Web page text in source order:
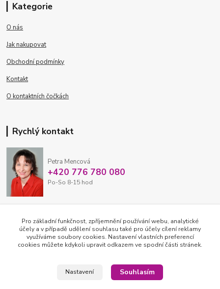
Kategorie
O nás
Jak nakupovat
Obchodní podmínky
Kontakt
O kontaktních čočkách
Rychlý kontakt
Petra Mencová
+420 776 780 080
Po-So 8-15 hod
Pro základní funkčnost, zpříjemnění používání webu, analytické
účely a v případě udělení souhlasu také pro účely cílení reklamy
využíváme soubory cookies. Nastavení vlastních preferencí
cookies můžete kdykoli upravit odkazem ve spodní části stránek.
Nastavení Souhlasím